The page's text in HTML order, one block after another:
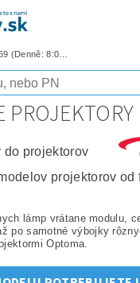
do projektorov
projektorov od
lámp vrátane modulu,
po samotné výbojky
Optoma.